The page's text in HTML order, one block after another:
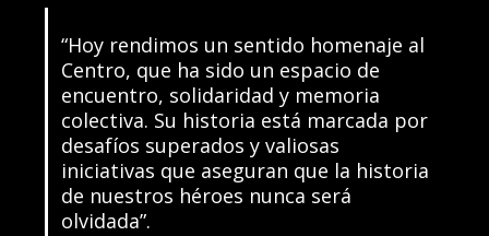
“Hoy rendimos un sentido homenaje al
Centro, que ha sido un espacio de
encuentro, solidaridad y memoria
colectiva. Su historia está marcada por
desafíos superados y valiosas
iniciativas que aseguran que la historia
de nuestros héroes nunca será
olvidada”.